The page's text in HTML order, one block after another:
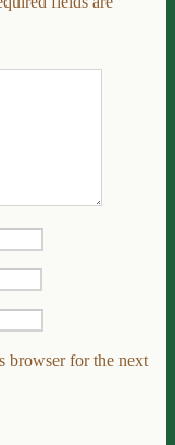
browser for the next